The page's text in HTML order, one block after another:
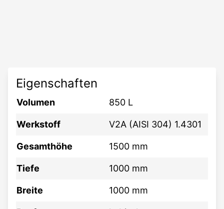
Eigenschaften
Volumen 850 L
Werkstoff V2A (AISI 304) 1.4301
Gesamthöhe 1500 mm
Tiefe 1000 mm
Breite 1000 mm